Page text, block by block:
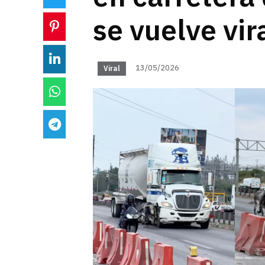
se vuelve
Viral 13/05/2026